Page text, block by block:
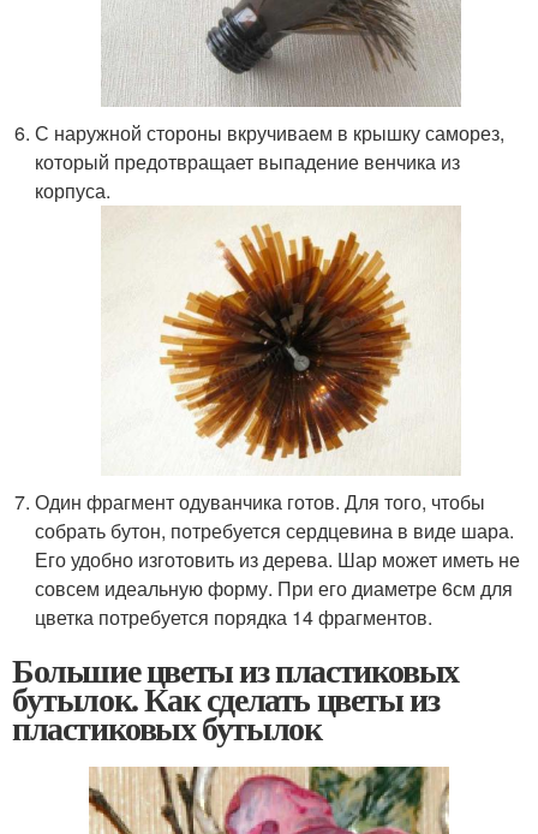
С наружной стороны вкручиваем в крышку саморез,
который предотвращает выпадение венчика из
корпуса.
Один фрагмент одуванчика готов. Для того, чтобы
собрать бутон, потребуется сердцевина в виде шара.
Его удобно изготовить из дерева. Шар может иметь не
совсем идеальную форму. При его диаметре 6см для
цветка потребуется порядка 14 фрагментов.
Большие цветы из пластиковых
бутылок. Как сделать цветы из
пластиковых бутылок